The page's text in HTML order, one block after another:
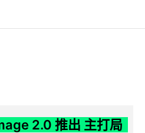
2.0 推出 主打局